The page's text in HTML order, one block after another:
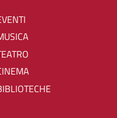
EVENTI
MUSICA
TEATRO
CINEMA
BIBLIOTECHE